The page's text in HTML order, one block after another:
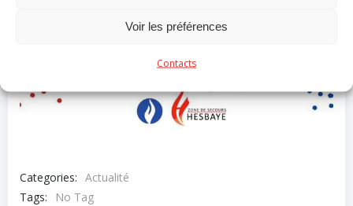
Voir les préférences
Contacts
Categories: Actualité
Tags:
No Tag